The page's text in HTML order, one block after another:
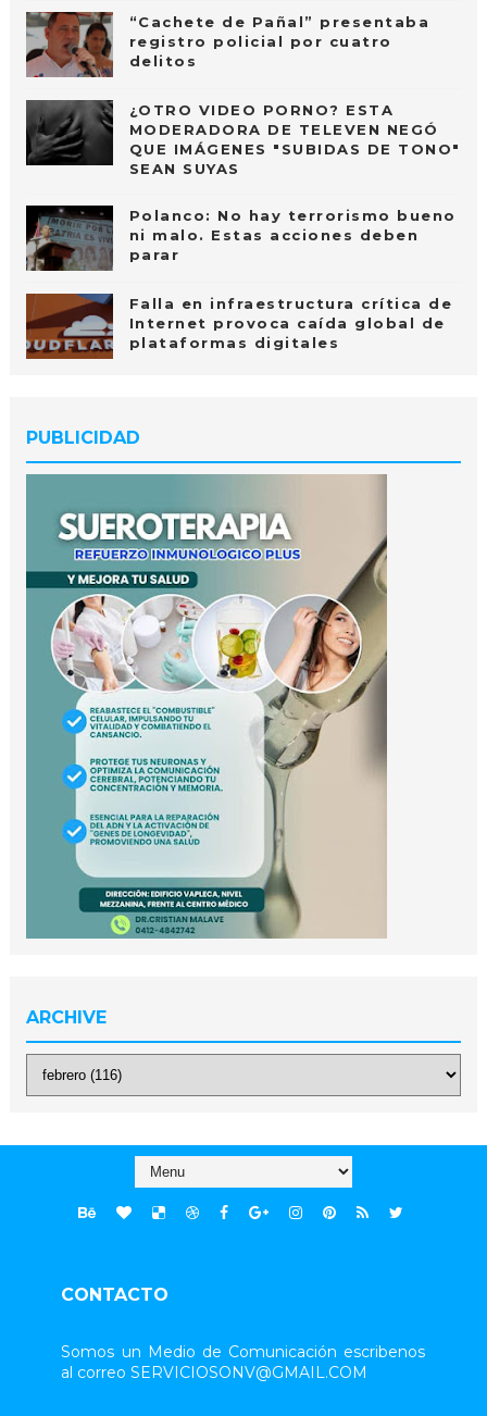
“Cachete de Pañal” presentaba
registro policial por cuatro
delitos
¿OTRO VIDEO PORNO? ESTA
MODERADORA DE TELEVEN NEGÓ
QUE IMÁGENES "SUBIDAS DE TONO"
SEAN SUYAS
Polanco: No hay terrorismo bueno
ni malo. Estas acciones deben
parar
Falla en infraestructura crítica de
Internet provoca caída global de
plataformas digitales
PUBLICIDAD
ARCHIVE
CONTACTO
Somos un Medio de Comunicación escribenos
al correo SERVICIOSONV@GMAIL.COM